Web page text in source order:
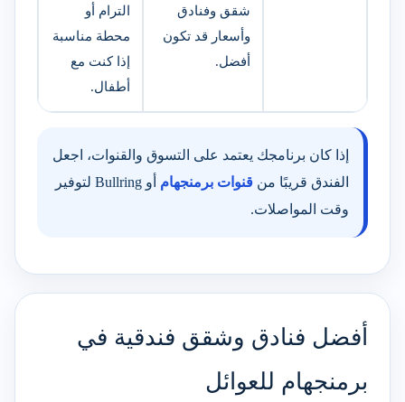
شقق وفنادق
وأسعار قد تكون
أفضل.
الترام أو
محطة مناسبة
إذا كنت مع
أطفال.
إذا كان برنامجك يعتمد على التسوق والقنوات، اجعل
الفندق قريبًا من قنوات برمنجهام
أو Bullring لتوفير
وقت المواصلات.
أفضل فنادق وشقق فندقية في
برمنجهام للعوائل